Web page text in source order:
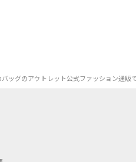
グのアウトレット公式ファッション通